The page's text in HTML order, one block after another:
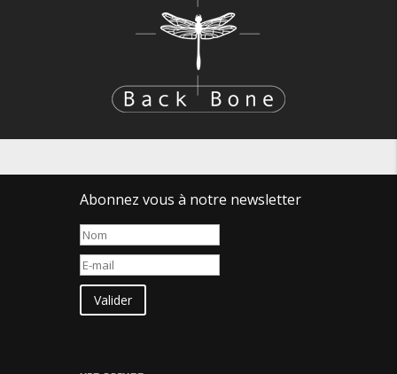
Abonnez vous à notre newsletter
Valider